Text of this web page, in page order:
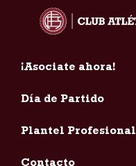
¡Asociate ahora!
Día de Partido
Plantel Profesional
Contacto